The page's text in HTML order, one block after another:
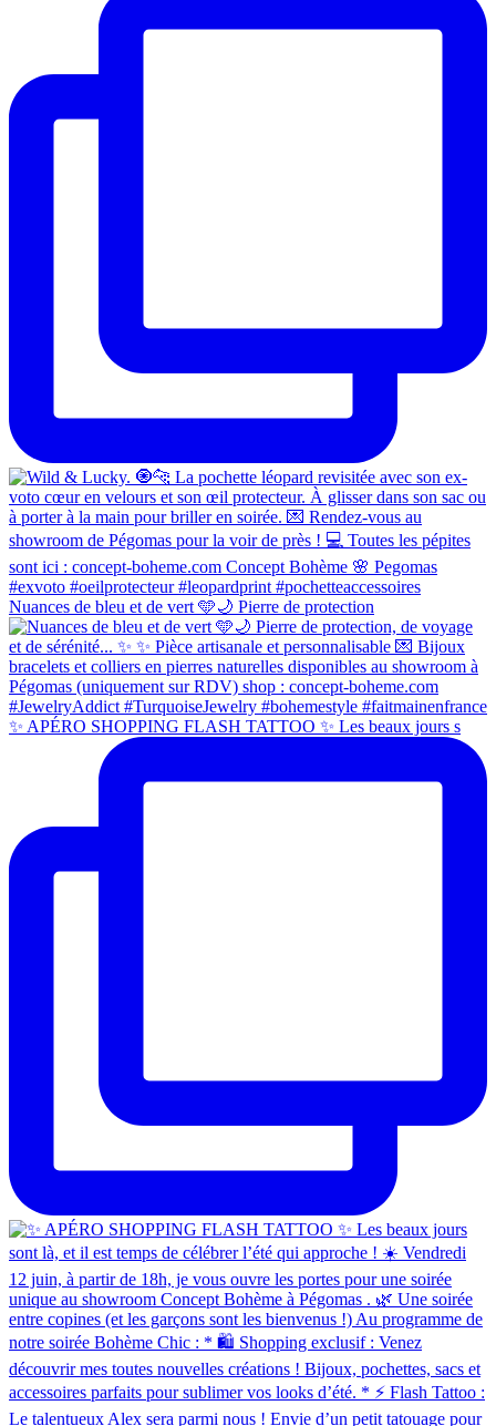
Nuances de bleu et de vert 🩵🌙 Pierre de protection
✨ APÉRO SHOPPING FLASH TATTOO ✨ Les beaux jours s